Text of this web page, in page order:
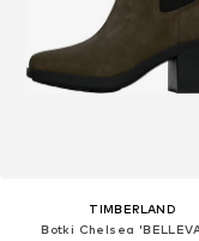
TIMBERLAND
Botki Chelsea